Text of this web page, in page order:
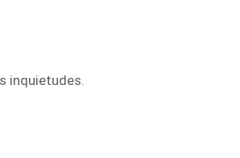
inquietudes.